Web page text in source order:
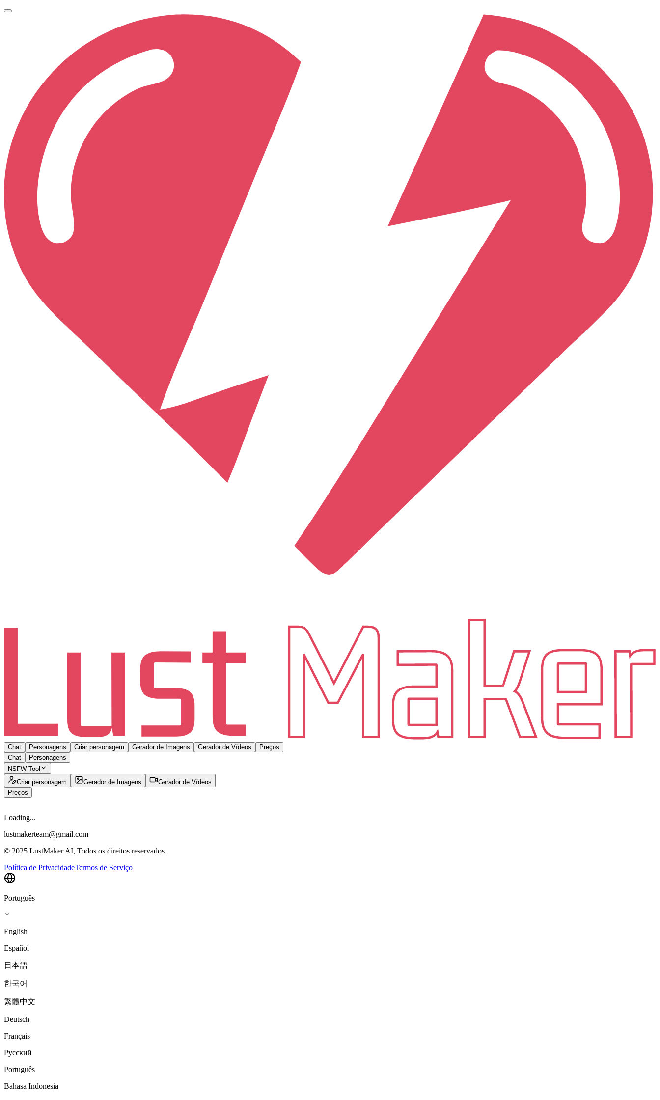
Chat Personagens Criar personagem Gerador de Imagens Gerador de Vídeos
Preços
Chat
Personagens
NSFW Tool
Criar personagem
Gerador de Imagens
Gerador de Vídeos
Preços
Loading...
lustmakerteam@gmail.com
© 2025 LustMaker AI, Todos os direitos reservados.
Política de PrivacidadeTermos de Serviço
Português
English
Español
日本語
한국어
繁體中文
Deutsch
Français
Русский
Português
Bahasa Indonesia